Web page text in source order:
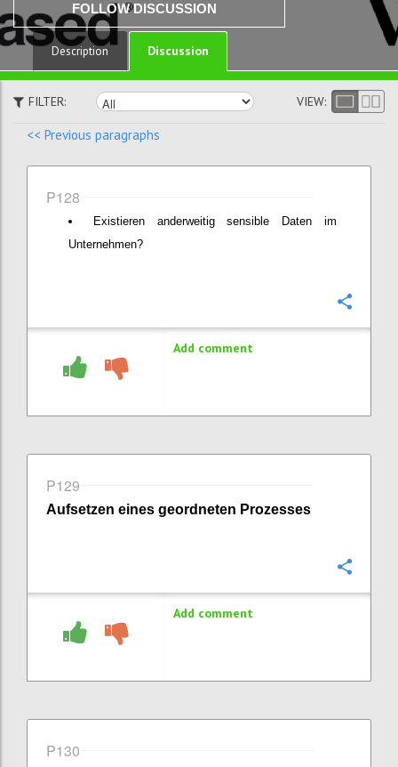
FOLLOW DISCUSSION
Description Discussion
FILTER: VIEW:
<< Previous paragraphs
P128
Existieren anderweitig sensible Daten im
Unternehmen?
Add comment
P129
Aufsetzen eines geordneten Prozesses
Add comment
P130